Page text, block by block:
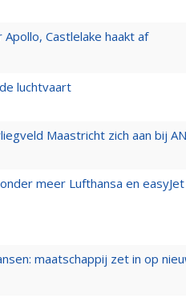
Castlelake haakt af
luchtvaart
Maastricht zich aan bij
meer Lufthansa en
maatschappij zet in op